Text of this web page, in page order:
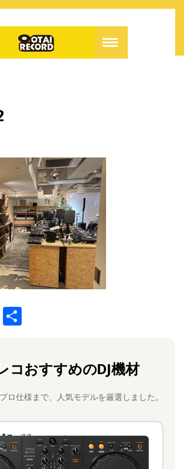
E
コおすすめのDJ機材
ロ仕様まで、人気モデルを厳選しました。